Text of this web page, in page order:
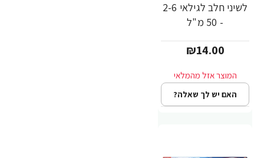
לשיני חלב לגילאי 2-6
- 50 מ"ל
₪14.00
האם יש לך שאלה?